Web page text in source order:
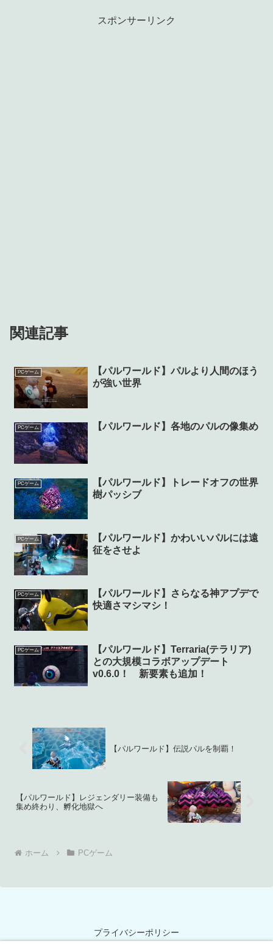
スポンサーリンク
関連記事
PCゲーム
【パルワールド】パルより人間のほう
が強い世界
PCゲーム 【パルワールド】各地のパルの像集め
PCゲーム
【パルワールド】トレードオフの世界
樹パッシブ
PCゲーム
【パルワールド】かわいいパルには遠
征をさせよ
PCゲーム
【パルワールド】さらなる神アプデで
快適さマシマシ！
PCゲーム
【パルワールド】Terraria(テラリア)
との大規模コラボアップデート
v0.6.0！ 新要素も追加！
【パルワールド】伝説パルを制覇！
【パルワールド】レジェンダリー装備も
集め終わり、孵化地獄へ
ホーム PCゲーム
プライバシーポリシー